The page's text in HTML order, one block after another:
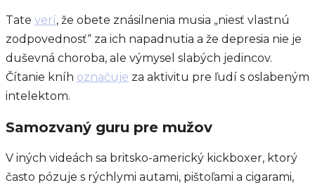
Tate verí, že obete znásilnenia musia „niesť vlastnú
zodpovednosť“ za ich napadnutia a že depresia nie je
duševná choroba, ale výmysel slabých jedincov.
Čítanie kníh označuje za aktivitu pre ľudí s oslabeným
intelektom.
Samozvaný guru pre mužov
V iných videách sa britsko-americký kickboxer, ktorý
často pózuje s rýchlymi autami, pištoľami a cigarami,